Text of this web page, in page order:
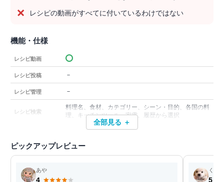
レシピの動画がすべてに付いているわけではない
機能・仕様
レシピ動画
レシピ投稿 －
レシピ管理 －
レシピ検索
料理名、食材、カテゴリー、シーン・目的、各国の料
理、キッチンツール・家電、履歴から選択
全部見る ＋
ピックアップレビュー
あや
4
くぅ
5